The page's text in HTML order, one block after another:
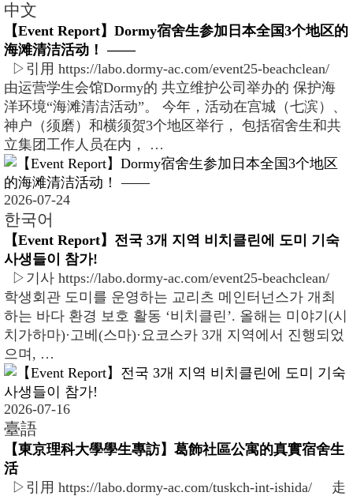
中文
【Event Report】Dormy宿舍生参加日本全国3个地区的
海滩清洁活动！ ――
▷引用 https://labo.dormy-ac.com/event25-beachclean/
由运营学生会馆Dormy的 共立维护公司举办的 保护海
洋环境“海滩清洁活动”。 今年，活动在宫城（七滨）、
神户（须磨）和横须贺3个地区举行， 包括宿舍生和共
立集团工作人员在内， …
2026-07-24
한국어
【Event Report】전국 3개 지역 비치클린에 도미 기숙
사생들이 참가!
▷기사 https://labo.dormy-ac.com/event25-beachclean/
학생회관 도미를 운영하는 교리츠 메인터넌스가 개최
하는 바다 환경 보호 활동 ‘비치클린’. 올해는 미야기(시
치가하마)·고베(스마)·요코스카 3개 지역에서 진행되었
으며, …
2026-07-16
臺語
【東京理科大學學生專訪】葛飾社區公寓的真實宿舍生
活
▷引用 https://labo.dormy-ac.com/tuskch-int-ishida/ 走